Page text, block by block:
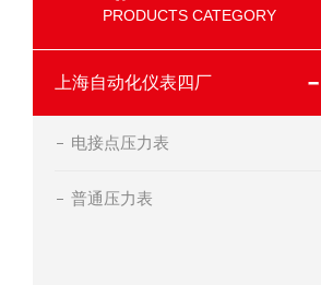
PRODUCTS CATEGORY
上海自动化仪表四厂
电接点压力表
普通压力表